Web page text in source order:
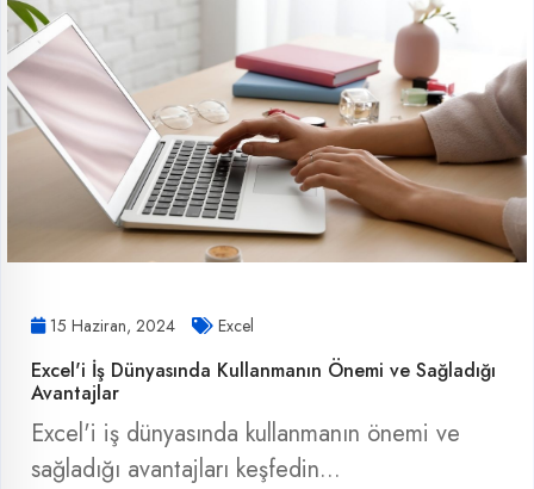
15 Haziran, 2024 Excel
Excel'i İş Dünyasında Kullanmanın Önemi ve Sağladığı
Avantajlar
Excel'i iş dünyasında kullanmanın önemi ve
sağladığı avantajları keşfedin...